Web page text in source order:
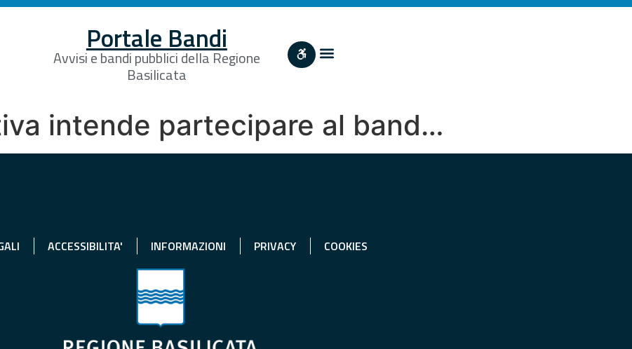
Portale Bandi
Avvisi e bandi pubblici della Regione
Basilicata
intende partecipare al band…
ACCESSIBILITA' INFORMAZIONI PRIVACY COOKIES